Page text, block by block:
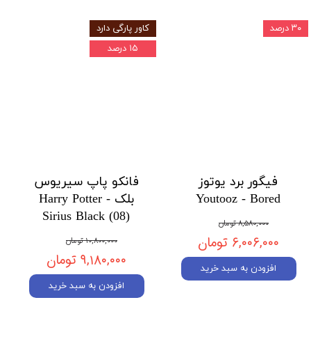
فیگور برد یوتوز
Youtooz - Bored
۸,۵۸۰,۰۰۰ تومان
۶,۰۰۶,۰۰۰ تومان
افزودن به سبد خرید
۳۰ درصد
فانکو پاپ سیریوس
بلک Harry Potter -
Sirius Black (08)
۱۰,۸۰۰,۰۰۰ تومان
۹,۱۸۰,۰۰۰ تومان
افزودن به سبد خرید
کاور پارگی دارد
۱۵ درصد